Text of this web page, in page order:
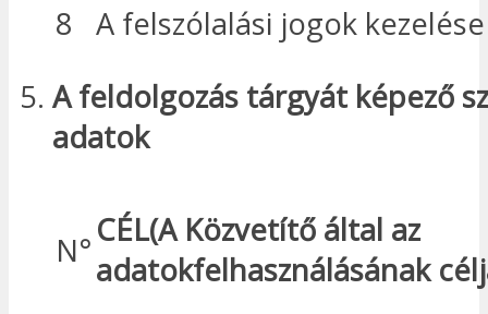
8
A felszólalási jogok kezelése
A feldolgozás tárgyátképező
adatok
N°
CÉL(A Közvetítő által az
adatokfelhasználásának